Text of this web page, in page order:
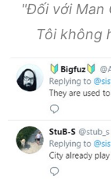
"Đối với Man
Tôi không